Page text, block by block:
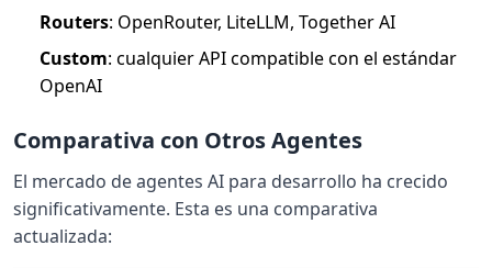
Routers: OpenRouter, LiteLLM, Together AI
Custom: cualquier API compatible con el estándar
OpenAI
Comparativa con Otros Agentes
El mercado de agentes AI para desarrollo ha crecido
significativamente. Esta es una comparativa
actualizada: